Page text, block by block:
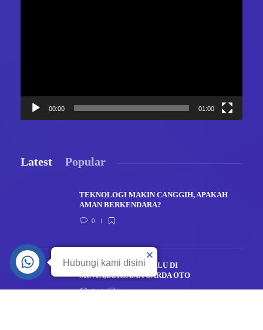
00:00 01:00
Latest Popular
TEKNOLOGI MAKIN CANGGIH, APAKAH
AMAN BERKENDARA?
0
RASA AMAN TAK PERLU DI
MINTA,BERSAMA GARDA OTO
0
Hubungi kami disini